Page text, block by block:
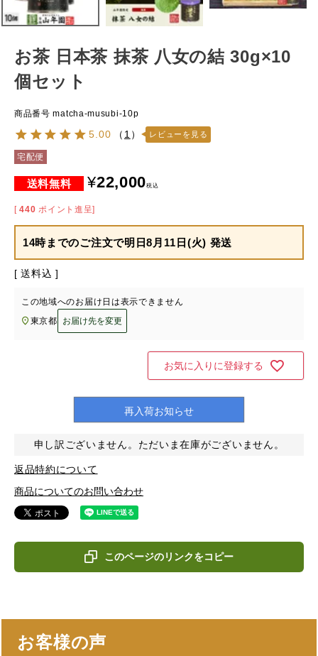
お茶 日本茶 抹茶 八女の結 30g×10
個セット
商品番号 matcha-musubi-10p
5.00 （ 1 ） レビューを見る
宅配便
¥22,000税込
[ 440 ポイント進呈]
14時までのご注文で明日8月11日(火) 発送
送料込
この地域へのお届け日は表示できません
東京都
お届け先を変更
お気に入りに登録する
再入荷お知らせ
申し訳ございません。ただいま在庫がございません。
返品特約について
商品についてのお問い合わせ
このページのリンクをコピー
お客様の声